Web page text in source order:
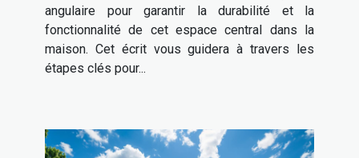
angulaire pour garantir la durabilité et la
fonctionnalité de cet espace central dans la
maison. Cet écrit vous guidera à travers les
étapes clés pour...